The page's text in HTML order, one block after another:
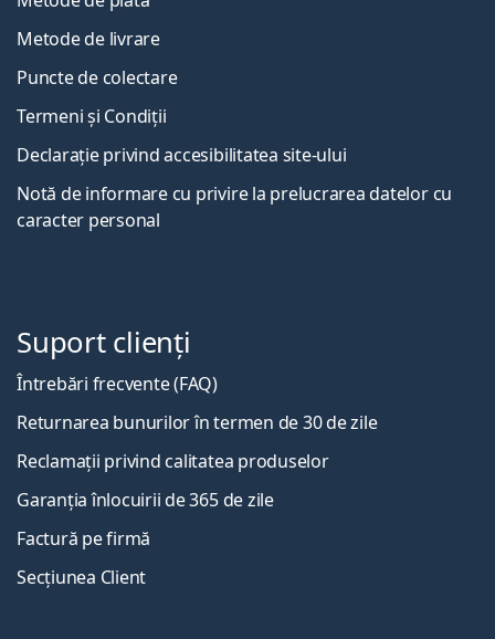
Metode de livrare
Puncte de colectare
Termeni și Condiții
Declarație privind accesibilitatea site-ului
Notă de informare cu privire la prelucrarea datelor cu
caracter personal
Suport clienți
Întrebări frecvente (FAQ)
Returnarea bunurilor în termen de 30 de zile
Reclamații privind calitatea produselor
Garanția înlocuirii de 365 de zile
Factură pe firmă
Secțiunea Client